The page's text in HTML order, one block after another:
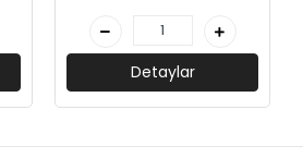
Detaylar